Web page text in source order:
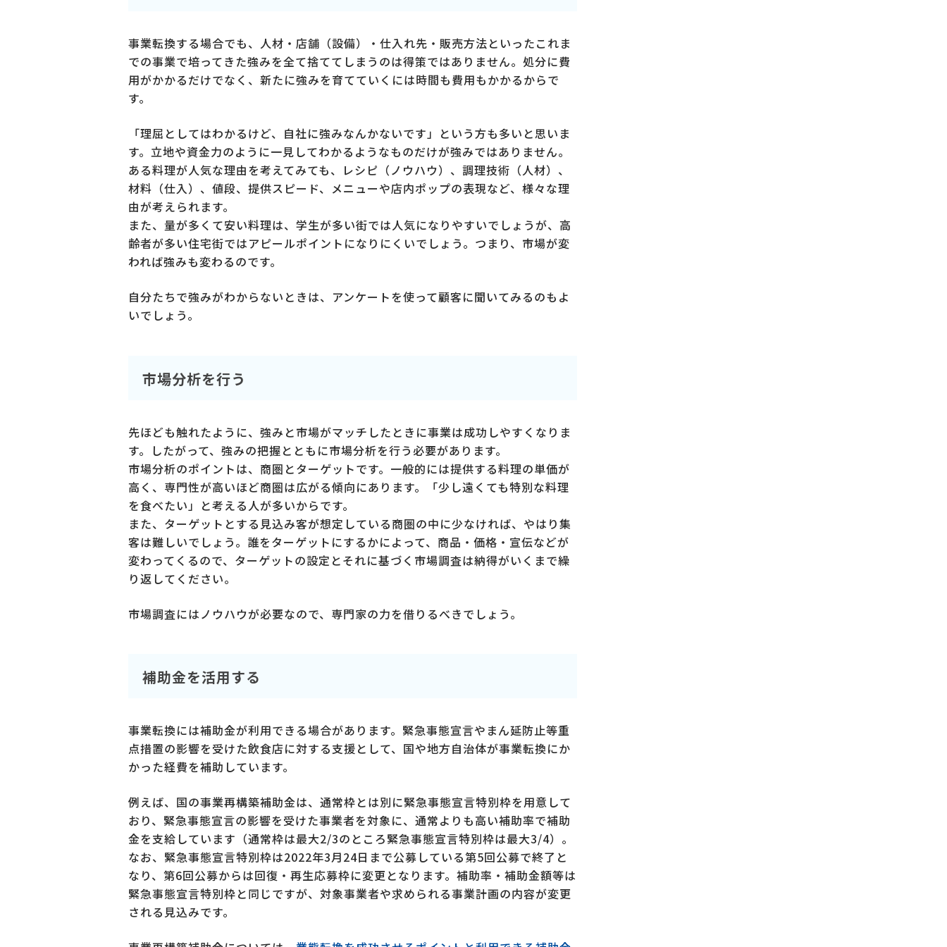
事業転換する場合でも、人材・店舗（設備）・仕入れ先・販売方法といったこれま
での事業で培ってきた強みを全て捨ててしまうのは得策ではありません。処分に費
用がかかるだけでなく、新たに強みを育てていくには時間も費用もかかるからで
す。
「理屈としてはわかるけど、自社に強みなんかないです」という方も多いと思いま
す。立地や資金力のように一見してわかるようなものだけが強みではありません。
ある料理が人気な理由を考えてみても、レシピ（ノウハウ）、調理技術（人材）、
材料（仕入）、値段、提供スピード、メニューや店内ポップの表現など、様々な理
由が考えられます。
また、量が多くて安い料理は、学生が多い街では人気になりやすいでしょうが、高
齢者が多い住宅街ではアピールポイントになりにくいでしょう。つまり、市場が変
われば強みも変わるのです。
自分たちで強みがわからないときは、アンケートを使って顧客に聞いてみるのもよ
いでしょう。
市場分析を行う
先ほども触れたように、強みと市場がマッチしたときに事業は成功しやすくなりま
す。したがって、強みの把握とともに市場分析を行う必要があります。
市場分析のポイントは、商圏とターゲットです。一般的には提供する料理の単価が
高く、専門性が高いほど商圏は広がる傾向にあります。「少し遠くても特別な料理
を食べたい」と考える人が多いからです。
また、ターゲットとする見込み客が想定している商圏の中に少なければ、やはり集
客は難しいでしょう。誰をターゲットにするかによって、商品・価格・宣伝などが
変わってくるので、ターゲットの設定とそれに基づく市場調査は納得がいくまで繰
り返してください。
市場調査にはノウハウが必要なので、専門家の力を借りるべきでしょう。
補助金を活用する
事業転換には補助金が利用できる場合があります。緊急事態宣言やまん延防止等重
点措置の影響を受けた飲食店に対する支援として、国や地方自治体が事業転換にか
かった経費を補助しています。
例えば、国の事業再構築補助金は、通常枠とは別に緊急事態宣言特別枠を用意して
おり、緊急事態宣言の影響を受けた事業者を対象に、通常よりも高い補助率で補助
金を支給しています（通常枠は最大2/3のところ緊急事態宣言特別枠は最大3/4）。
なお、緊急事態宣言特別枠は2022年3月24日まで公募している第5回公募で終了と
なり、第6回公募からは回復・再生応募枠に変更となります。補助率・補助金額等は
緊急事態宣言特別枠と同じですが、対象事業者や求められる事業計画の内容が変更
される見込みです。